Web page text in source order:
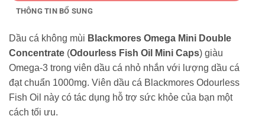
THÔNG TIN BỔ SUNG
Dầu cá không mùi Blackmores Omega Mini Double
Concentrate (Odourless Fish Oil Mini Caps) giàu
Omega-3 trong viên dầu cá nhỏ nhắn với lượng dầu cá
đạt chuẩn 1000mg. Viên dầu cá Blackmores Odourless
Fish Oil này có tác dụng hỗ trợ sức khỏe của bạn một
cách tối ưu.